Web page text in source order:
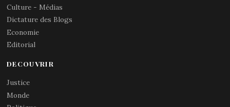
Culture - Médias
Dictature des Blogs
Economie
Editorial
DECOUVRIR
Justice
Monde